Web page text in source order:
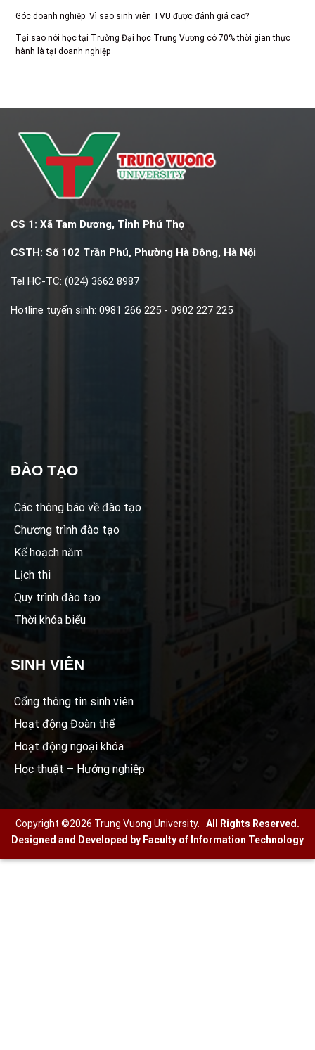
Góc doanh nghiệp: Vì sao sinh viên TVU được đánh giá cao?
Tại sao nói học tại Trường Đại học Trưng Vương có 70% thời gian thực
hành là tại doanh nghiệp
CS 1: Xã Tam Dương, Tỉnh Phú Thọ
CSTH: Số 102 Trần Phú, Phường Hà Đông, Hà Nội
Tel HC-TC: (024) 3662 8987
Hotline tuyển sinh: 0981 266 225 - 0902 227 225
ĐÀO TẠO
Các thông báo về đào tạo
Chương trình đào tạo
Kế hoạch năm
Lịch thi
Quy trình đào tạo
Thời khóa biểu
SINH VIÊN
Cổng thông tin sinh viên
Hoạt động Đoàn thể
Hoạt động ngoại khóa
Học thuật – Hướng nghiệp
Copyright ©2026 Trung Vuong University.
All Rights Reserved.
Designed and Developed by Faculty of Information Technology